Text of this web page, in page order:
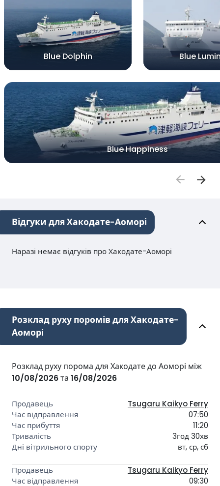
Blue Dolphin Blue
Blue Happiness
Відгуки для Хакодате-Аоморі
Наразі немає відгуків про Хакодате-Аоморі
Розклад руху поромів для Хакодате-
Аоморі
Розклад руху порома для Хакодате до Аоморі між
10/08/2026та 16/08/2026
Tsugaru Kaikyo Ferry
07:50
11:20
3год 30хв
вт, ср, сб
Tsugaru Kaikyo Ferry
09:30